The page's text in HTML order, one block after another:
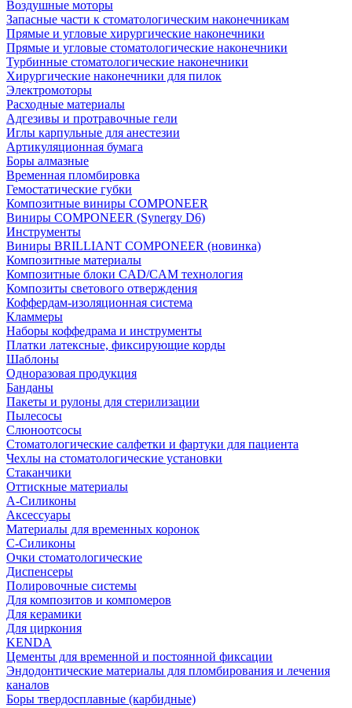
Воздушные моторы
Запасные части к стоматологическим наконечникам
Прямые и угловые хирургические наконечники
Прямые и угловые стоматологические наконечники
Турбинные стоматологические наконечники
Хирургические наконечники для пилок
Электромоторы
Расходные материалы
Адгезивы и протравочные гели
Иглы карпульные для анестезии
Артикуляционная бумага
Боры алмазные
Временная пломбировка
Гемостатические губки
Композитные виниры COMPONEER
Виниры COMPONEER (Synergy D6)
Инструменты
Виниры BRILLIANT COMPONEER (новинка)
Композитные материалы
Композитные блоки CAD/СAM технология
Композиты светового отверждения
Коффердам-изоляционная система
Кламмеры
Наборы коффедрама и инструменты
Платки латексные, фиксирующие корды
Шаблоны
Одноразовая продукция
Банданы
Пакеты и рулоны для стерилизации
Пылесосы
Слюноотсосы
Стоматологические салфетки и фартуки для пациента
Чехлы на стоматологические установки
Стаканчики
Оттискные материалы
А-Силиконы
Аксессуары
Материалы для временных коронок
С-Силиконы
Очки стоматологические
Диспенсеры
Полировочные системы
Для композитов и компомеров
Для керамики
Для циркония
KENDA
Цементы для временной и постоянной фиксации
Эндодонтические материалы для пломбирования и лечения
каналов
Боры твердосплавные (карбидные)